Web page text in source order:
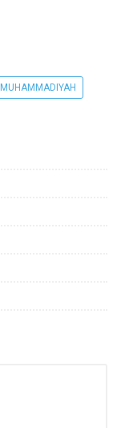
MUHAMMADIYAH